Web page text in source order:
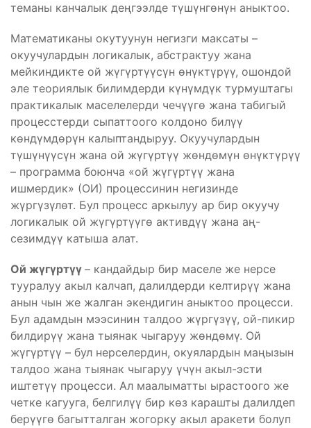
теманы канчалык деңгээлде түшүнгөнүн аныктоо.
Математиканы окутуунун негизги максаты –
окуучулардын логикалык, абстрактуу жана
мейкиндикте ой жүгүртүүсүн өнүктүрүү, ошондой
эле теориялык билимдерди күнүмдүк турмуштагы
практикалык маселелерди чечүүгө жана табигый
процесстерди сыпаттоого колдоно билүү
көндүмдөрүн калыптандыруу. Окуучулардын
түшүнүүсүн жана ой жүгүртүү жөндөмүн өнүктүрүү
– программа боюнча «ой жүгүртүү жана
ишмердик» (ОИ) процессинин негизинде
жүргүзүлөт. Бул процесс аркылуу ар бир окуучу
логикалык ой жүгүртүүгө активдүү жана аң-
сезимдүү катыша алат.
Ой жүгүртүү – кандайдыр бир маселе же нерсе
тууралуу акыл калчап, далилдерди келтирүү жана
анын чын же жалган экендигин аныктоо процесси.
Бул адамдын мээсинин талдоо жүргүзүү, ой-пикир
билдирүү жана тыянак чыгаруу жөндөмү. Ой
жүгүртүү – бул нерселердин, окуялардын маңызын
талдоо жана тыянак чыгаруу үчүн акыл-эсти
иштетүү процесси. Ал маалыматты ырастоого же
четке кагууга, белгилүү бир көз карашты далилдеп
берүүгө багытталган жогорку акыл аракети болуп